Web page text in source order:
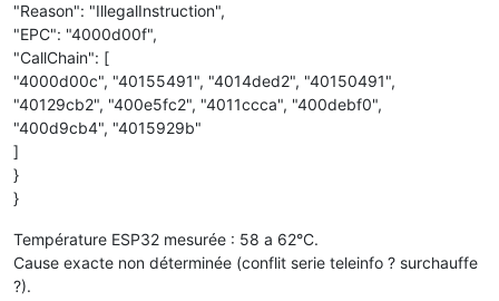
"Reason": "IllegalInstruction",
"EPC": "4000d00f",
"CallChain": [
"4000d00c", "40155491", "4014ded2", "40150491",
"40129cb2", "400e5fc2", "4011ccca", "400debf0",
"400d9cb4", "4015929b"
]
}
}
Température ESP32 mesurée : 58 a 62°C.
Cause exacte non déterminée (conflit serie teleinfo ? surchauffe
?).